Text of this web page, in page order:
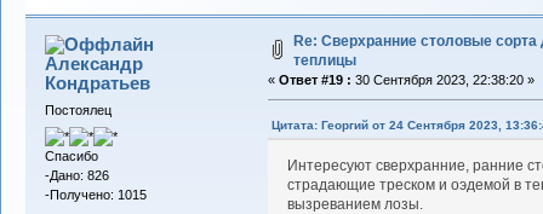
Александр
Кондратьев
Постоялец
Спасибо
-Дано: 826
-Получено: 1015
Re: Сверхранние столовые сорта
теплицы
« Ответ #19 : 30 Сентября 2023, 22:38:20 »
Цитата: Георгий от 24 Сентября 2023,
Интересуют сверхранние, ранние
страдающие треском и оэдемой в
вызреванием лозы.